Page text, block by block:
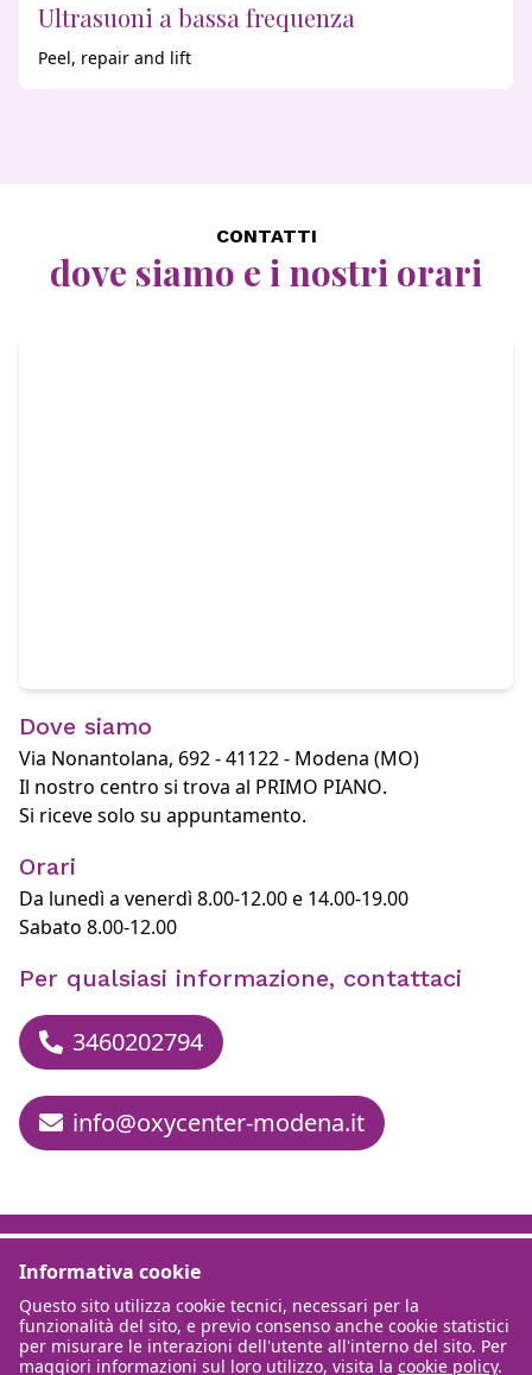
Ultrasuoni a bassa frequenza
Peel, repair and lift
CONTATTI
dove siamo e i nostri orari
Dove siamo
Via Nonantolana, 692 - 41122 - Modena (MO)
Il nostro centro si trova al PRIMO PIANO.
Si riceve solo su appuntamento.
Orari
Da lunedì a venerdì 8.00-12.00 e 14.00-19.00
Sabato 8.00-12.00
Per qualsiasi informazione, contattaci
3460202794
info@oxycenter-modena.it
Informativa cookie
Questo sito utilizza cookie tecnici, necessari per la
funzionalità del sito, e previo consenso anche cookie statistici
per misurare le interazioni dell'utente all'interno del sito. Per
maggiori informazioni sul loro utilizzo, visita la cookie policy.